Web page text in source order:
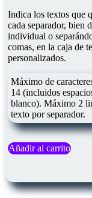
Indica los textos que
cada separador, bien
individual o
comas, en la caja de
personalizados.
Máximo de
14 (incluidos
blanco). Máximo 2
texto por separador.
Añadir al carrito